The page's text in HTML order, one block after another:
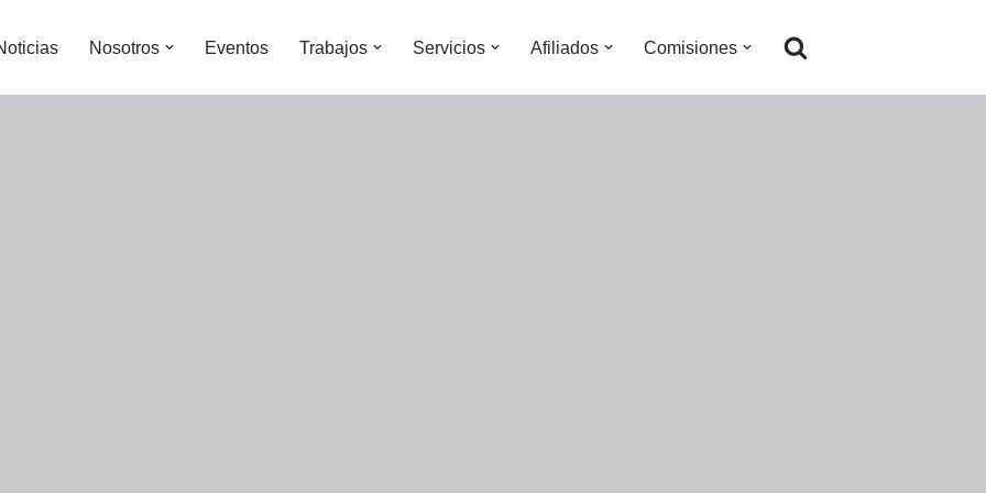
Nosotros Eventos Trabajos Servicios Afiliados Comisiones